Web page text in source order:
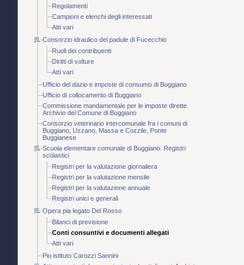
Regolamenti
Campioni e elenchi degli interessati
Atti vari
Consorzio idraulico del padule di Fucecchio
Ruoli dei contribuenti
Diritti di volture
Atti vari
Ufficio del dazio e imposte di consumo di Buggiano
Ufficio di collocamento di Buggiano
Commissione mandamentale per le imposte dirette.
Archivio del Comune di Buggiano
Consorzio veterinario intercomunale fra i comuni di
Buggiano, Uzzano, Massa e Cozzile, Ponte
Buggianese
Scuola elementare comunale di Buggiano. Registri
scolastici
Registri per la valutazione giornaliera
Registri per la valutazione mensile
Registri per la valutazione annuale
Registri unici e generali
Opera pia legato Del Rosso
Bilanci di previsione
Conti consuntivi e documenti allegati
Atti vari
Pio istituto Carozzi Sannini